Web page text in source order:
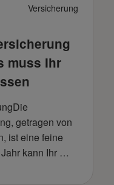
Versicherung
muss Ihr
getragen von
ist eine feine
kann Ihr …